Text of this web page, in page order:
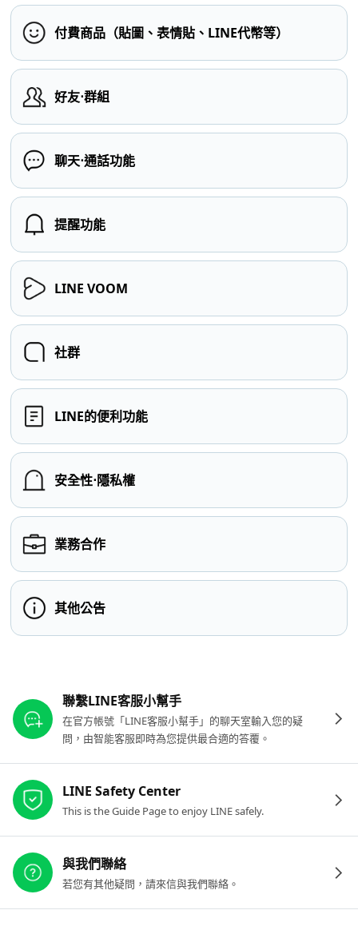
付費商品（貼圖、表情貼、LINE代幣等）
好友⋅群組
聊天⋅通話功能
提醒功能
LINE VOOM
社群
LINE的便利功能
安全性⋅隱私權
業務合作
其他公告
聯繫LINE客服小幫手
在官方帳號「LINE客服小幫手」的聊天室輸入您的疑
問，由智能客服即時為您提供最合適的答覆。
LINE Safety Center
This is the Guide Page to enjoy LINE safely.
與我們聯絡
若您有其他疑問，請來信與我們聯絡。